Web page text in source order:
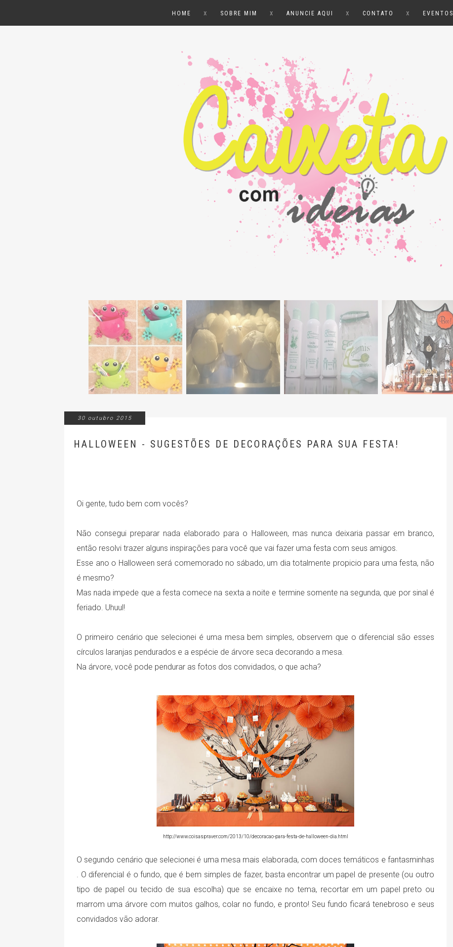
HOME x SOBRE MIM x ANUNCIE AQUI x CONTATO x EVENTOS
30 outubro 2015
HALLOWEEN - SUGESTÕES DE DECORAÇÕES PARA SUA FESTA!
Oi gente, tudo bem com vocês?
Não consegui preparar nada elaborado para o Halloween, mas nunca deixaria passar em branco,
então resolvi trazer alguns inspirações para você que vai fazer uma festa com seus amigos.
Esse ano o Halloween será comemorado no sábado, um dia totalmente propicio para uma festa, não
é mesmo?
Mas nada impede que a festa comece na sexta a noite e termine somente na segunda, que por sinal é
feriado. Uhuul!
O primeiro cenário que selecionei é uma mesa bem simples, observem que o diferencial são esses
círculos laranjas pendurados e a espécie de árvore seca decorando a mesa.
Na árvore, você pode pendurar as fotos dos convidados, o que acha?
http://www.coisaspraver.com/2013/10/decoracao-para-festa-de-halloween-dia.html
O segundo cenário que selecionei é uma mesa mais elaborada, com doces temáticos e fantasminhas
. O diferencial é o fundo, que é bem simples de fazer, basta encontrar um papel de presente (ou outro
tipo de papel ou tecido de sua escolha) que se encaixe no tema, recortar em um papel preto ou
marrom uma árvore com muitos galhos, colar no fundo, e pronto! Seu fundo ficará tenebroso e seus
convidados vão adorar.